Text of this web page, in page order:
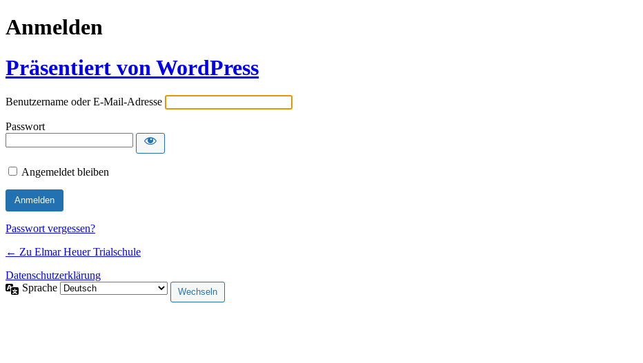
Anmelden
Präsentiert von WordPress
Benutzername oder E-Mail-Adresse
Passwort
Angemeldet bleiben
Passwort vergessen?
← Zu Elmar Heuer Trialschule
Datenschutzerklärung
Sprache